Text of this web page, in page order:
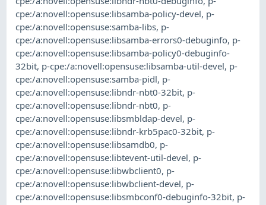
cpe:/a:novell:opensuse:libsamba-policy-devel, p-
cpe:/a:novell:opensuse:samba-libs, p-
cpe:/a:novell:opensuse:libsamba-errors0-debuginfo, p-
cpe:/a:novell:opensuse:libsamba-policy0-debuginfo-
32bit, p-cpe:/a:novell:opensuse:libsamba-util-devel, p-
cpe:/a:novell:opensuse:samba-pidl, p-
cpe:/a:novell:opensuse:libndr-nbt0-32bit, p-
cpe:/a:novell:opensuse:libndr-nbt0, p-
cpe:/a:novell:opensuse:libsmbldap-devel, p-
cpe:/a:novell:opensuse:libndr-krb5pac0-32bit, p-
cpe:/a:novell:opensuse:libsamdb0, p-
cpe:/a:novell:opensuse:libtevent-util-devel, p-
cpe:/a:novell:opensuse:libwbclient0, p-
cpe:/a:novell:opensuse:libwbclient-devel, p-
cpe:/a:novell:opensuse:libsmbconf0-debuginfo-32bit, p-